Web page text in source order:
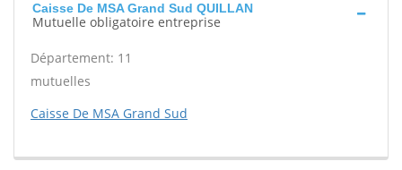
Caisse De MSA Grand Sud QUILLAN
Mutuelle obligatoire entreprise
Département: 11
mutuelles
Caisse De MSA Grand Sud